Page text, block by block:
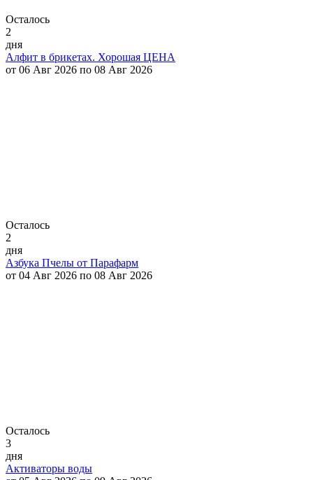
Осталось
2
дня
Алфит в брикетах. Хорошая ЦЕНА
от 06 Авг 2026 по 08 Авг 2026
Осталось
2
дня
Азбука Пчелы от Парафарм
от 04 Авг 2026 по 08 Авг 2026
Осталось
3
дня
Активаторы воды